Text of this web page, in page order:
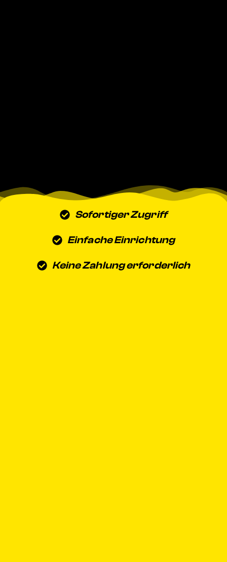
Sofortiger Zugriff
Einfache Einrichtung
Keine Zahlung erforderlich